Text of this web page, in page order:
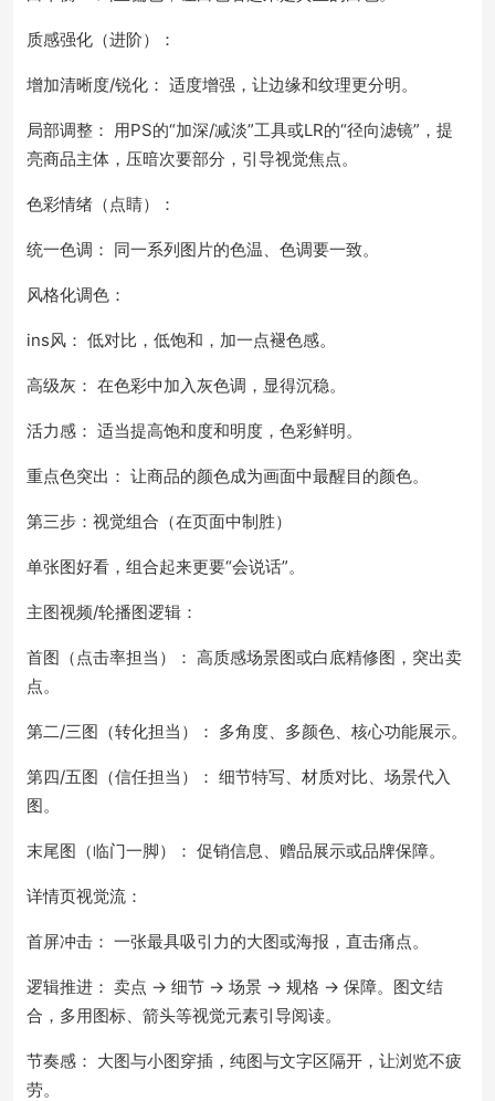
质感强化（进阶）：
增加清晰度/锐化： 适度增强，让边缘和纹理更分明。
局部调整： 用PS的“加深/减淡”工具或LR的“径向滤镜”，提
亮商品主体，压暗次要部分，引导视觉焦点。
色彩情绪（点睛）：
统一色调： 同一系列图片的色温、色调要一致。
风格化调色：
ins风： 低对比，低饱和，加一点褪色感。
高级灰： 在色彩中加入灰色调，显得沉稳。
活力感： 适当提高饱和度和明度，色彩鲜明。
重点色突出： 让商品的颜色成为画面中最醒目的颜色。
第三步：视觉组合（在页面中制胜）
单张图好看，组合起来更要“会说话”。
主图视频/轮播图逻辑：
首图（点击率担当）： 高质感场景图或白底精修图，突出卖
点。
第二/三图（转化担当）： 多角度、多颜色、核心功能展示。
第四/五图（信任担当）： 细节特写、材质对比、场景代入
图。
末尾图（临门一脚）： 促销信息、赠品展示或品牌保障。
详情页视觉流：
首屏冲击： 一张最具吸引力的大图或海报，直击痛点。
逻辑推进： 卖点 → 细节 → 场景 → 规格 → 保障。图文结
合，多用图标、箭头等视觉元素引导阅读。
节奏感： 大图与小图穿插，纯图与文字区隔开，让浏览不疲
劳。